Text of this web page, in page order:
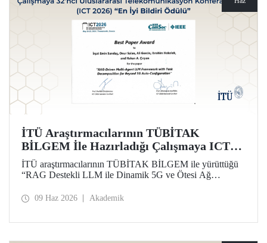
İTÜ Araştırmacılarının TÜBİTAK
BİLGEM İle Hazırladığı Çalışmaya ICT
2026’da En İyi Bildiri Ödülü
İTÜ araştırmacılarının TÜBİTAK BİLGEM ile yürüttüğü
“RAG Destekli LLM ile Dinamik 5G ve Ötesi Ağ
Uluslararası Telekomünikasyon Konferansı (ICT 2026)
09 Haz 2026 Akademik